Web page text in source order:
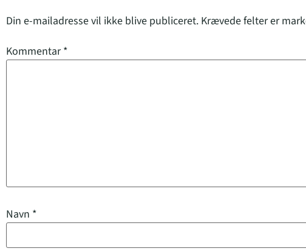
Din e-mailadresse vil ikke blive publiceret. Krævede felter er
Kommentar*
Navn *